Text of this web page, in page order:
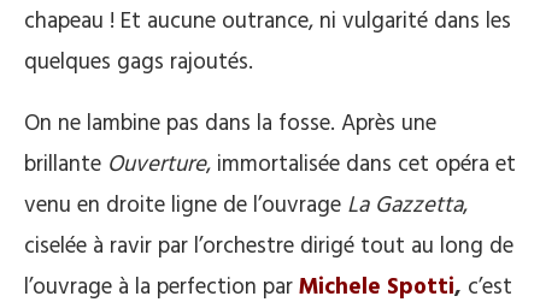
chapeau ! Et aucune outrance, ni vulgarité dans les
quelques gags rajoutés.
On ne lambine pas dans la fosse. Après une
brillante Ouverture, immortalisée dans cet opéra et
venu en droite ligne de l’ouvrage La Gazzetta,
ciselée à ravir par l’orchestre dirigé tout au long de
l’ouvrage à la perfection parMichele Spotti, c’est